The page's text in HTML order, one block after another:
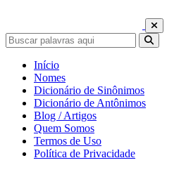
Início
Nomes
Dicionário de Sinônimos
Dicionário de Antônimos
Blog / Artigos
Quem Somos
Termos de Uso
Política de Privacidade